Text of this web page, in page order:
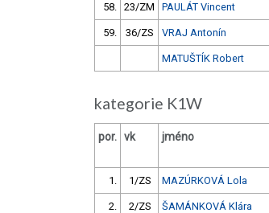
58. 23/ZM PAULÁT Vincent
59. 36/ZS VRAJ Antonín
MATUŠTÍK Robert
kategorie K1W
por. vk jméno
1. 1/ZS MAZÚRKOVÁ Lola
2. 2/ZS ŠAMÁNKOVÁ Klára